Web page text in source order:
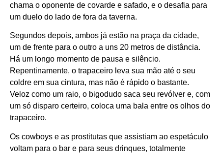
chama o oponente de covarde e safado, e o desafia para
um duelo do lado de fora da taverna.
Segundos depois, ambos já estão na praça da cidade,
um de frente para o outro a uns 20 metros de distância.
Há um longo momento de pausa e silêncio.
Repentinamente, o trapaceiro leva sua mão até o seu
coldre em sua cintura, mas não é rápido o bastante.
Veloz como um raio, o bigodudo saca seu revólver e, com
um só disparo certeiro, coloca uma bala entre os olhos do
trapaceiro.
Os cowboys e as prostitutas que assistiam ao espetáculo
voltam para o bar e para seus drinques, totalmente